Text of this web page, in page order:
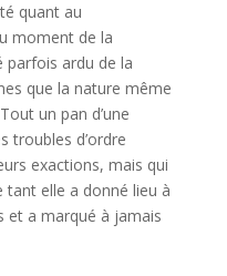
quant au
moment de la
parfois ardu de la
que la nature même
un pan d’une
troubles d’ordre
exactions, mais qui
tant elle a donné lieu à
et a marqué à jamais